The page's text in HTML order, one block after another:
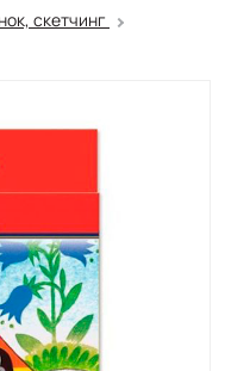
скетчинг